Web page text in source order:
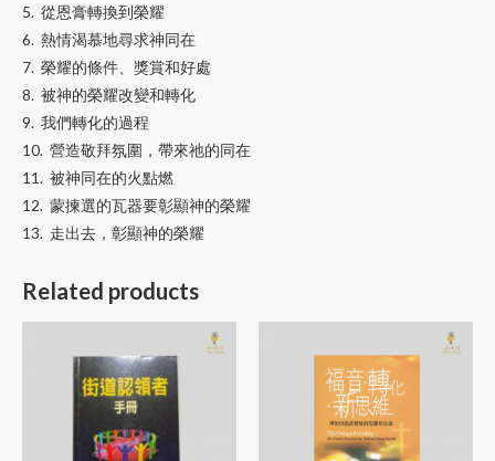
5. 從恩膏轉換到榮耀
6. 熱情渴慕地尋求神同在
7. 榮耀的條件、獎賞和好處
8. 被神的榮耀改變和轉化
9. 我們轉化的過程
10. 營造敬拜氛圍，帶來祂的同在
11. 被神同在的火點燃
12. 蒙揀選的瓦器要彰顯神的榮耀
13. 走出去，彰顯神的榮耀
Related products